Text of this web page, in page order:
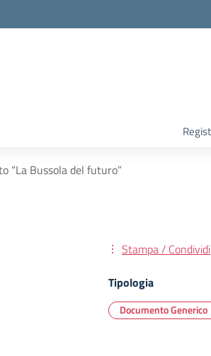
“La Bussola del futuro”
Stampa / Condividi
Tipologia
Documento Generico